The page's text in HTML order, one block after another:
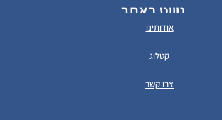
ניווט באתר
אודותינו
קטלוג
צרו קשר